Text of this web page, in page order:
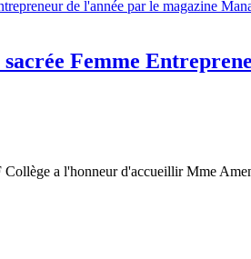
Femme
a l'honneur d'accueillir Mme